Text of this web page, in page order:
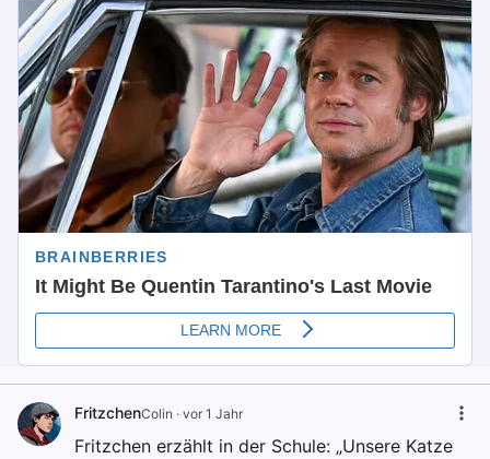
FritzchenColin · vor 1 Jahr
Fritzchen erzählt in der Schule: „Unsere Katze